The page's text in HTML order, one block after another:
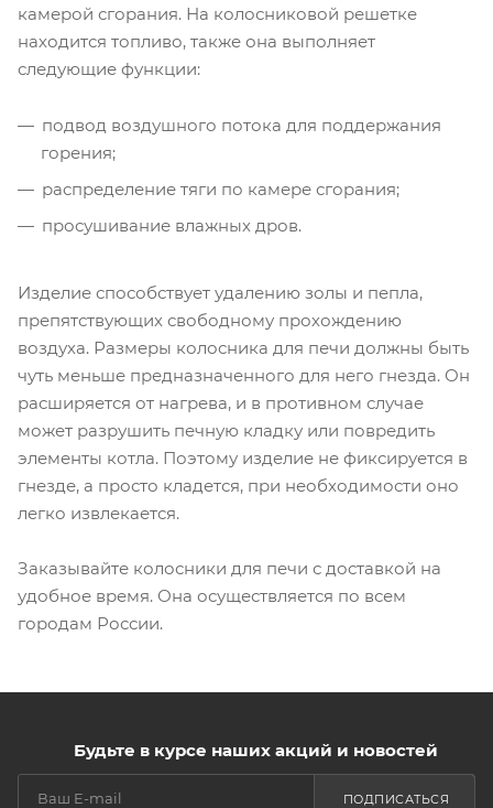
камерой сгорания. На колосниковой решетке
находится топливо, также она выполняет
следующие функции:
подвод воздушного потока для поддержания
горения;
распределение тяги по камере сгорания;
просушивание влажных дров.
Изделие способствует удалению золы и пепла,
препятствующих свободному прохождению
воздуха. Размеры колосника для печи должны быть
чуть меньше предназначенного для него гнезда. Он
расширяется от нагрева, и в противном случае
может разрушить печную кладку или повредить
элементы котла. Поэтому изделие не фиксируется в
гнезде, а просто кладется, при необходимости оно
легко извлекается.
Заказывайте колосники для печи с доставкой на
удобное время. Она осуществляется по всем
городам России.
Будьте в курсе наших акций и новостей
ПОДПИСАТЬСЯ